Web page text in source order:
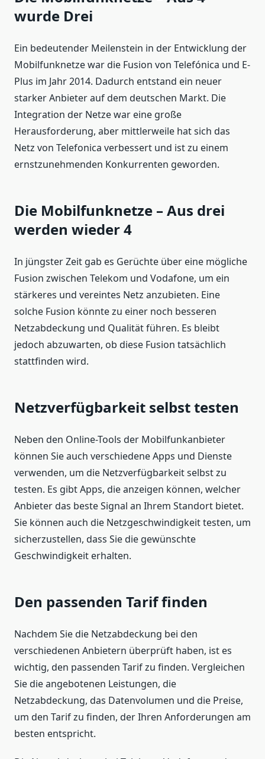
wurde Drei
Ein bedeutender Meilenstein in der Entwicklung der
Mobilfunknetze war die Fusion von Telefónica und E-
Plus im Jahr 2014. Dadurch entstand ein neuer
starker Anbieter auf dem deutschen Markt. Die
Integration der Netze war eine große
Herausforderung, aber mittlerweile hat sich das
Netz von Telefonica verbessert und ist zu einem
ernstzunehmenden Konkurrenten geworden.
Die Mobilfunknetze – Aus drei
werden wieder 4
In jüngster Zeit gab es Gerüchte über eine mögliche
Fusion zwischen Telekom und Vodafone, um ein
stärkeres und vereintes Netz anzubieten. Eine
solche Fusion könnte zu einer noch besseren
Netzabdeckung und Qualität führen. Es bleibt
jedoch abzuwarten, ob diese Fusion tatsächlich
stattfinden wird.
Netzverfügbarkeit selbst testen
Neben den Online-Tools der Mobilfunkanbieter
können Sie auch verschiedene Apps und Dienste
verwenden, um die Netzverfügbarkeit selbst zu
testen. Es gibt Apps, die anzeigen können, welcher
Anbieter das beste Signal an Ihrem Standort bietet.
Sie können auch die Netzgeschwindigkeit testen, um
sicherzustellen, dass Sie die gewünschte
Geschwindigkeit erhalten.
Den passenden Tarif finden
Nachdem Sie die Netzabdeckung bei den
verschiedenen Anbietern überprüft haben, ist es
wichtig, den passenden Tarif zu finden. Vergleichen
Sie die angebotenen Leistungen, die
Netzabdeckung, das Datenvolumen und die Preise,
um den Tarif zu finden, der Ihren Anforderungen am
besten entspricht.